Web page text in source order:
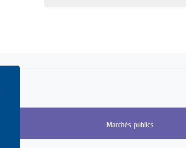
Marchés publics